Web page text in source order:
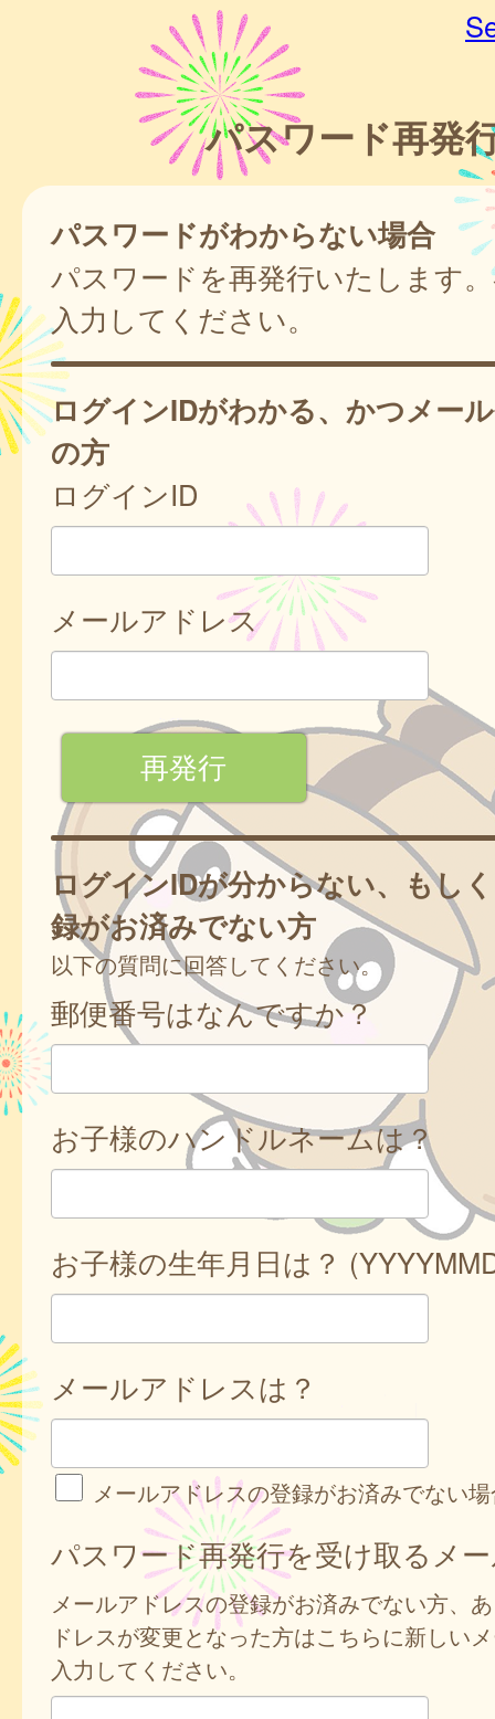
パスワード再発
パスワードがわからない場合
パスワードを再発行いたします
入力してください。
ログインIDがわかる、かつメー
の方
ログインID
メールアドレス
ログインIDが分からない、もし
録がお済みでない方
以下の質問に回答してください。
郵便番号はなんですか？
お子様のハンドルネームは？
お子様の生年月日は？
メールアドレスは？
メールアドレスの登録がお済みでない
パスワード再発行を受け取るメ
メールアドレスの登録がお済みでない方、
ドレスが変更となった方はこちらに新しい
入力してください。